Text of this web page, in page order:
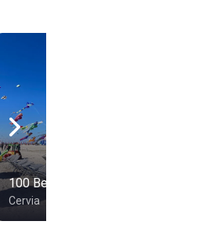
100 Beach
Cervia